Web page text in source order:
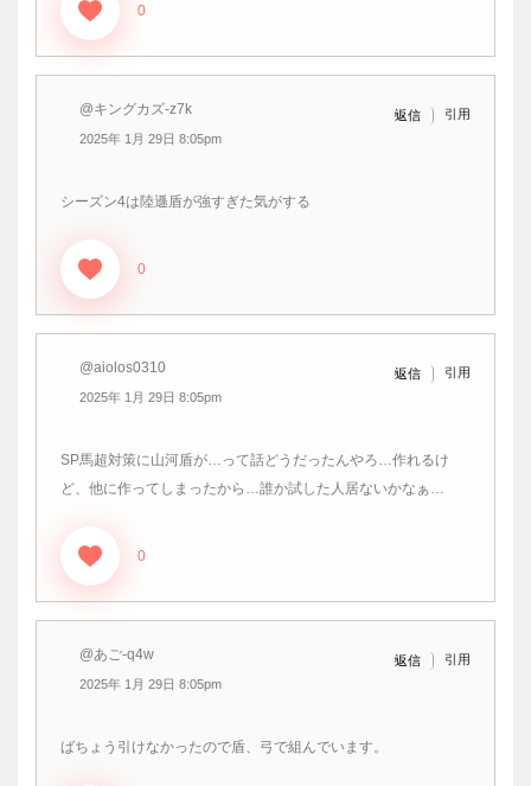
0
@キングカズ-z7k
2025年 1月 29日 8:05pm
返信 引用
シーズン4は陸遜盾が強すぎた気がする
0
@aiolos0310
2025年 1月 29日 8:05pm
返信 引用
SP馬超対策に山河盾が…って話どうだったんやろ…作れるけ
ど、他に作ってしまったから…誰か試した人居ないかなぁ…
0
@あご-q4w
2025年 1月 29日 8:05pm
返信 引用
ばちょう引けなかったので盾、弓で組んでいます。